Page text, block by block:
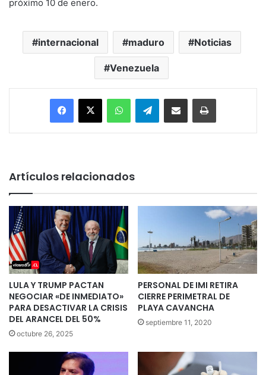
próximo 10 de enero.
internacional maduro Noticias
Venezuela
Facebook
X WhatsAppTelegramEnviar vía email Imprimir
Artículos relacionados
LULA Y TRUMP PACTAN
NEGOCIAR «DE INMEDIATO»
PARA DESACTIVAR LA CRISIS
DEL ARANCEL DEL 50%
octubre 26, 2025
PERSONAL DE IMI RETIRA
CIERRE PERIMETRAL DE
PLAYA CAVANCHA
septiembre 11, 2020